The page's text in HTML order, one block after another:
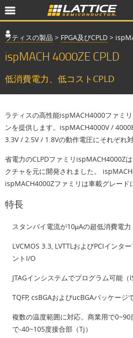
ラティスの製品 > FPGA及びCPLD >
ispMACH 4000ZE CPLD
低消費電力、低コストCPLD
ラティスの高性能ispMACH4000ファミ
ンを提供します。ispMACH4000V /
3.3V / 2.5V / 1.8Vの動作電圧にそれぞれ対
省電力のCLPDファミリispMACH4000Z
クチャを元に開発されました。
ispMACH4000Zファミリは車載グレード
特長
スタンバイ電流が10μAの超低消費電力
LVCMOS 3.3, LVTTLおよびPCIインタ
ントI/O
JTAGインシステムでプログラム可能（
TQFP, csBGAおよびucBGAパッケージ
複数の温度範囲に対応。商業用で
で-40~105度接合部（Tj）